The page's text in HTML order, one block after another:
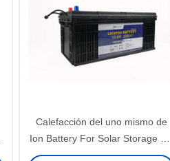
Calefacción del uno mismo de
Ion Battery For Solar Storage del
litio de UN38.3 12V 200Ah